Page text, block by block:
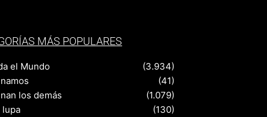
MÁS POPULARES
el Mundo
(3.934)
(41)
los demás
(1.079)
lupa
(130)